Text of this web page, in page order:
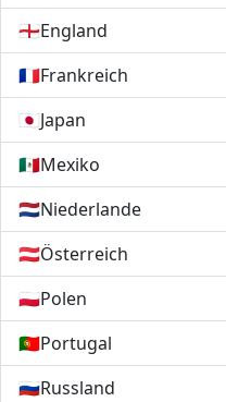
🏴󠁧󠁢󠁥󠁮󠁧󠁿England
🇫🇷Frankreich
🇯🇵Japan
🇲🇽Mexiko
🇳🇱Niederlande
🇦🇹Österreich
🇵🇱Polen
🇵🇹Portugal
🇷🇺Russland